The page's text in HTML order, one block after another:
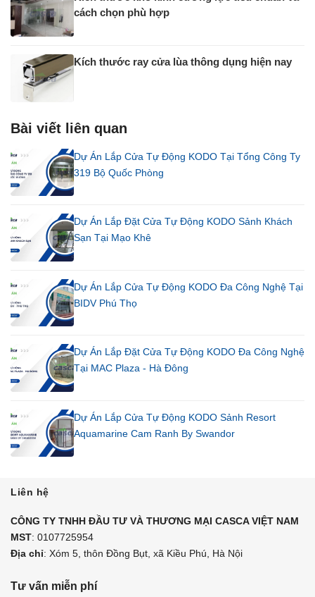
cách chọn phù hợp
Kích thước ray cửa lùa thông dụng hiện nay
Bài viết liên quan
Dự Án Lắp Cửa Tự Động KODO Tại Tổng Công Ty
319 Bộ Quốc Phòng
Dự Án Lắp Đặt Cửa Tự Động KODO Sảnh Khách
Sạn Tại Mạo Khê
Dự Án Lắp Cửa Tự Động KODO Đa Công Nghệ Tại
BIDV Phú Thọ
Dự Án Lắp Đặt Cửa Tự Động KODO Đa Công Nghệ
Tại MAC Plaza - Hà Đông
Dự Án Lắp Cửa Tự Động KODO Sảnh Resort
Aquamarine Cam Ranh By Swandor
Liên hệ
CÔNG TY TNHH ĐẦU TƯ VÀ THƯƠNG MẠI CASCA VIỆT NAM
MST: 0107725954
Địa chỉ: Xóm 5, thôn Đồng Bụt, xã Kiều Phú, Hà Nội
Tư vấn miễn phí